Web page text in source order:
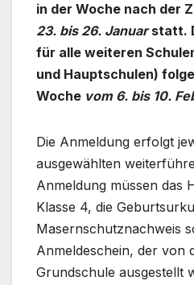
in der Woche nach der
23. bis 26. Januarstatt.
für alle weiteren
und Hauptschulen)
Woche vom 6. bis 10.
Die Anmeldung erfolgt
ausgewählten
Anmeldung müssen das
Klasse 4, die
Masernschutznachweis
Anmeldeschein, der von
Grundschule ausgestellt